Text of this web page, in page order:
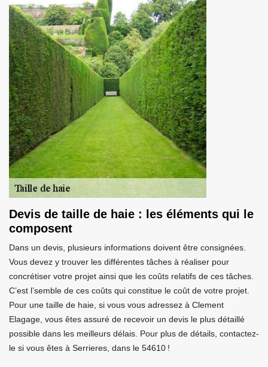
Devis de taille de haie : les éléments qui le
composent
Dans un devis, plusieurs informations doivent être consignées.
Vous devez y trouver les différentes tâches à réaliser pour
concrétiser votre projet ainsi que les coûts relatifs de ces tâches.
C’est l’semble de ces coûts qui constitue le coût de votre projet.
Pour une taille de haie, si vous vous adressez à Clement
Elagage, vous êtes assuré de recevoir un devis le plus détaillé
possible dans les meilleurs délais. Pour plus de détails, contactez-
le si vous êtes à Serrieres, dans le 54610 !